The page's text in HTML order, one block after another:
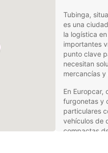
Tubinga,
es una
la logística
importantes
punto clave
necesitan
mercancías
En Europcar,
furgonetas y
particulares
vehículos de
compactas